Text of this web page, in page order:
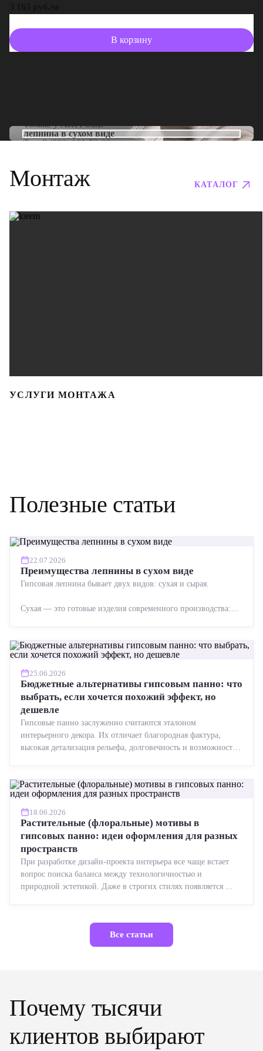
В корзину
Только уARTPOLE
лепнина в сухом виде
Тел:8 (800) 101-53-00
Монтаж КАТАЛОГ
УСЛУГИ МОНТАЖА
Полезные статьи
22.07.2026
Преимущества лепнины в сухом виде
Гипсовая лепнина бывает двух видов: сухая и сырая.
Сухая — это готовые изделия современного производства:
25.06.2026
Бюджетные альтернативы гипсовым панно: что
выбрать, если хочется похожий эффект, но
дешевле
Гипсовые панно заслуженно считаются эталоном
интерьерного декора. Их отличает благородная фактура,
высокая детализация рельефа, долговечность и возможность
18.06.2026
Растительные (флоральные) мотивы в
гипсовых панно: идеи оформления для разных
пространств
При разработке дизайн-проекта интерьера все чаще встает
вопрос поиска баланса между технологичностью и
природной эстетикой. Даже в строгих стилях появляется ...
Все статьи
Почему тысячи
клиентов выбирают